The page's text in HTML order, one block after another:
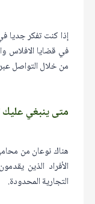
إذا كنت تفكر
في قضايا الافلاس
من خلال التواصل عبر
متى ينبغي
هناك نوعان من
الأفراد الذين
التجارية المحدودة.